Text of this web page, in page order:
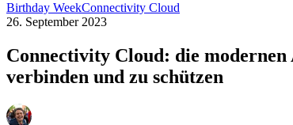
Birthday WeekConnectivity Cloud
26. September 2023
Connectivity Cloud: die
verbinden und zu schützen